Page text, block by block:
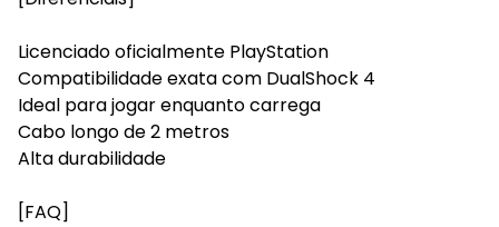
Licenciado oficialmente PlayStation
Compatibilidade exata com DualShock 4
Ideal para jogar enquanto carrega
Cabo longo de 2 metros
Alta durabilidade
[FAQ]